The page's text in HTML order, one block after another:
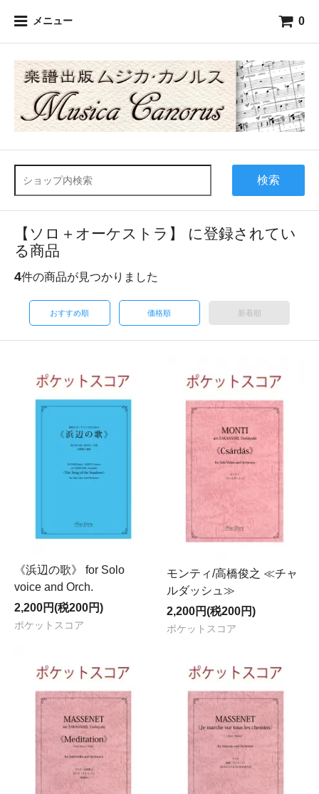
メニュー 0
検索
【ソロ＋オーケストラ】 に登録されてい
る商品
4件の商品が見つかりました
おすすめ順 価格順 新着順
《浜辺の歌》 for Solo
voice and Orch.
2,200円(税200円)
ポケットスコア
モンティ/高橋俊之 ≪チャ
ルダッシュ≫
2,200円(税200円)
ポケットスコア